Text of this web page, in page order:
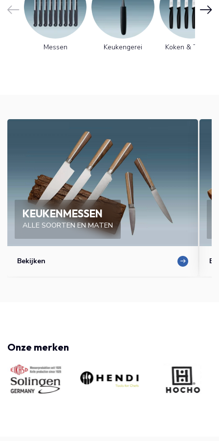
Messen Keukengerei Koken & Tafelen
KEUKENMESSEN
ALLE SOORTEN EN MATEN
Bekijken
Onze merken